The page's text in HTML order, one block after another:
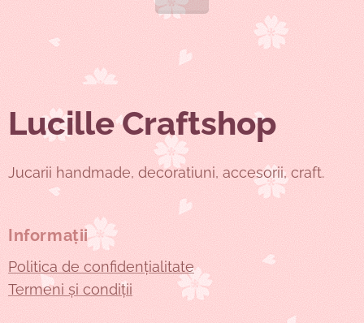
Lucille Craftshop
Jucarii handmade, decoratiuni, accesorii, craft.
Informații
Politica de confidențialitate
Termeni și condiții